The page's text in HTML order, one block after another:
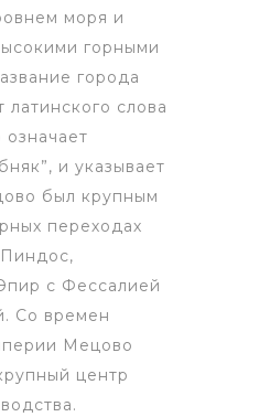
моря и
горными
города
латинского слова
означает
и указывает
был крупным
переходах
с Фессалией
Со времен
Мецово
центр